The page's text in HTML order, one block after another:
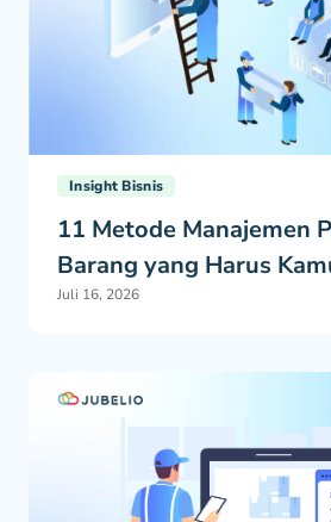
Insight Bisnis
11 Metode Manajemen
Barang yang Harus
Juli 16, 2026